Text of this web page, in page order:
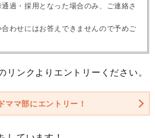
過・採用となった場合のみ、ご連絡さ
わせにはお答えできませんので予めご
リンクよりエントリーください。
ママ部にエントリー！